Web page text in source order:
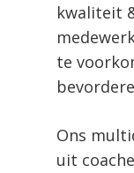
kwaliteit
te
Ons
uit